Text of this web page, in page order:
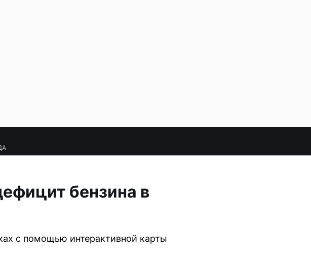
бензина в
с помощью интерактивной карты